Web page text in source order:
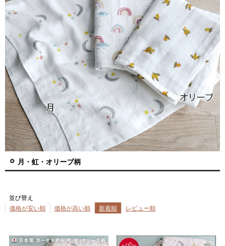
月・虹・オリーブ柄
並び替え
価格が安い順
価格が高い順 新着順 レビュー順